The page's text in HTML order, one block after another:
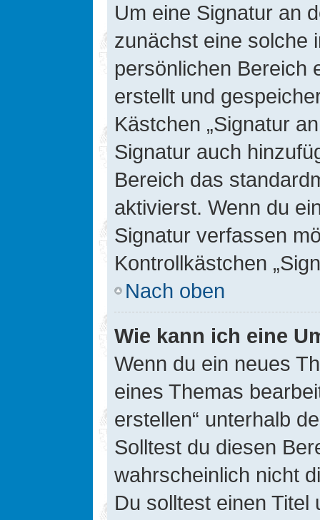
Um eine Signatur an
zunächst eine solche
persönlichen Bereich
erstellt und
Kästchen „Signatur
Signatur auch
Bereich das
aktivierst. Wenn du
Signatur verfassen
Kontrollkästchen
Nach oben
Wie kann ich eine
Wenn du ein neues
eines Themas
erstellen“ unterhalb
Solltest du diesen
wahrscheinlich nicht
Du solltest einen